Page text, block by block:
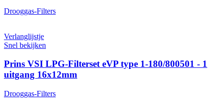
Drooggas-Filters
Verlanglijstje
Snel bekijken
Prins VSI LPG-Filterset eVP type 1-180/800501 - 1
uitgang 16x12mm
Drooggas-Filters